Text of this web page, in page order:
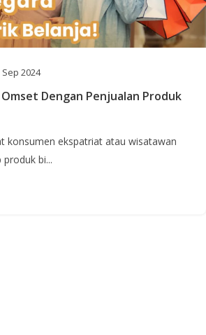
Sep 2024
Dengan Penjualan Produk
konsumen ekspatriat atau wisatawan
bi...